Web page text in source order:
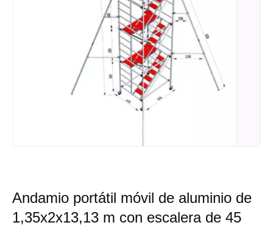
Andamio portátil móvil de aluminio de
1,35x2x13,13 m con escalera de 45